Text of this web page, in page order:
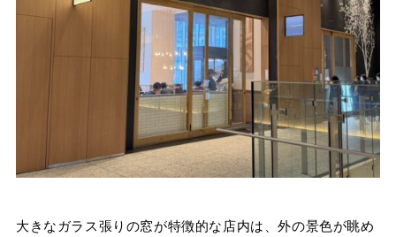
大きなガラス張りの窓が特徴的な店内は、外の景色が眺め